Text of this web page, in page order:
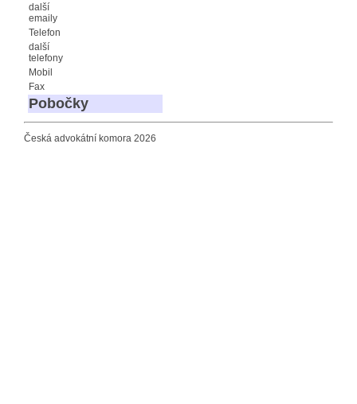
další
emaily
Telefon
další
telefony
Mobil
Fax
Pobočky
Česká advokátní komora 2026